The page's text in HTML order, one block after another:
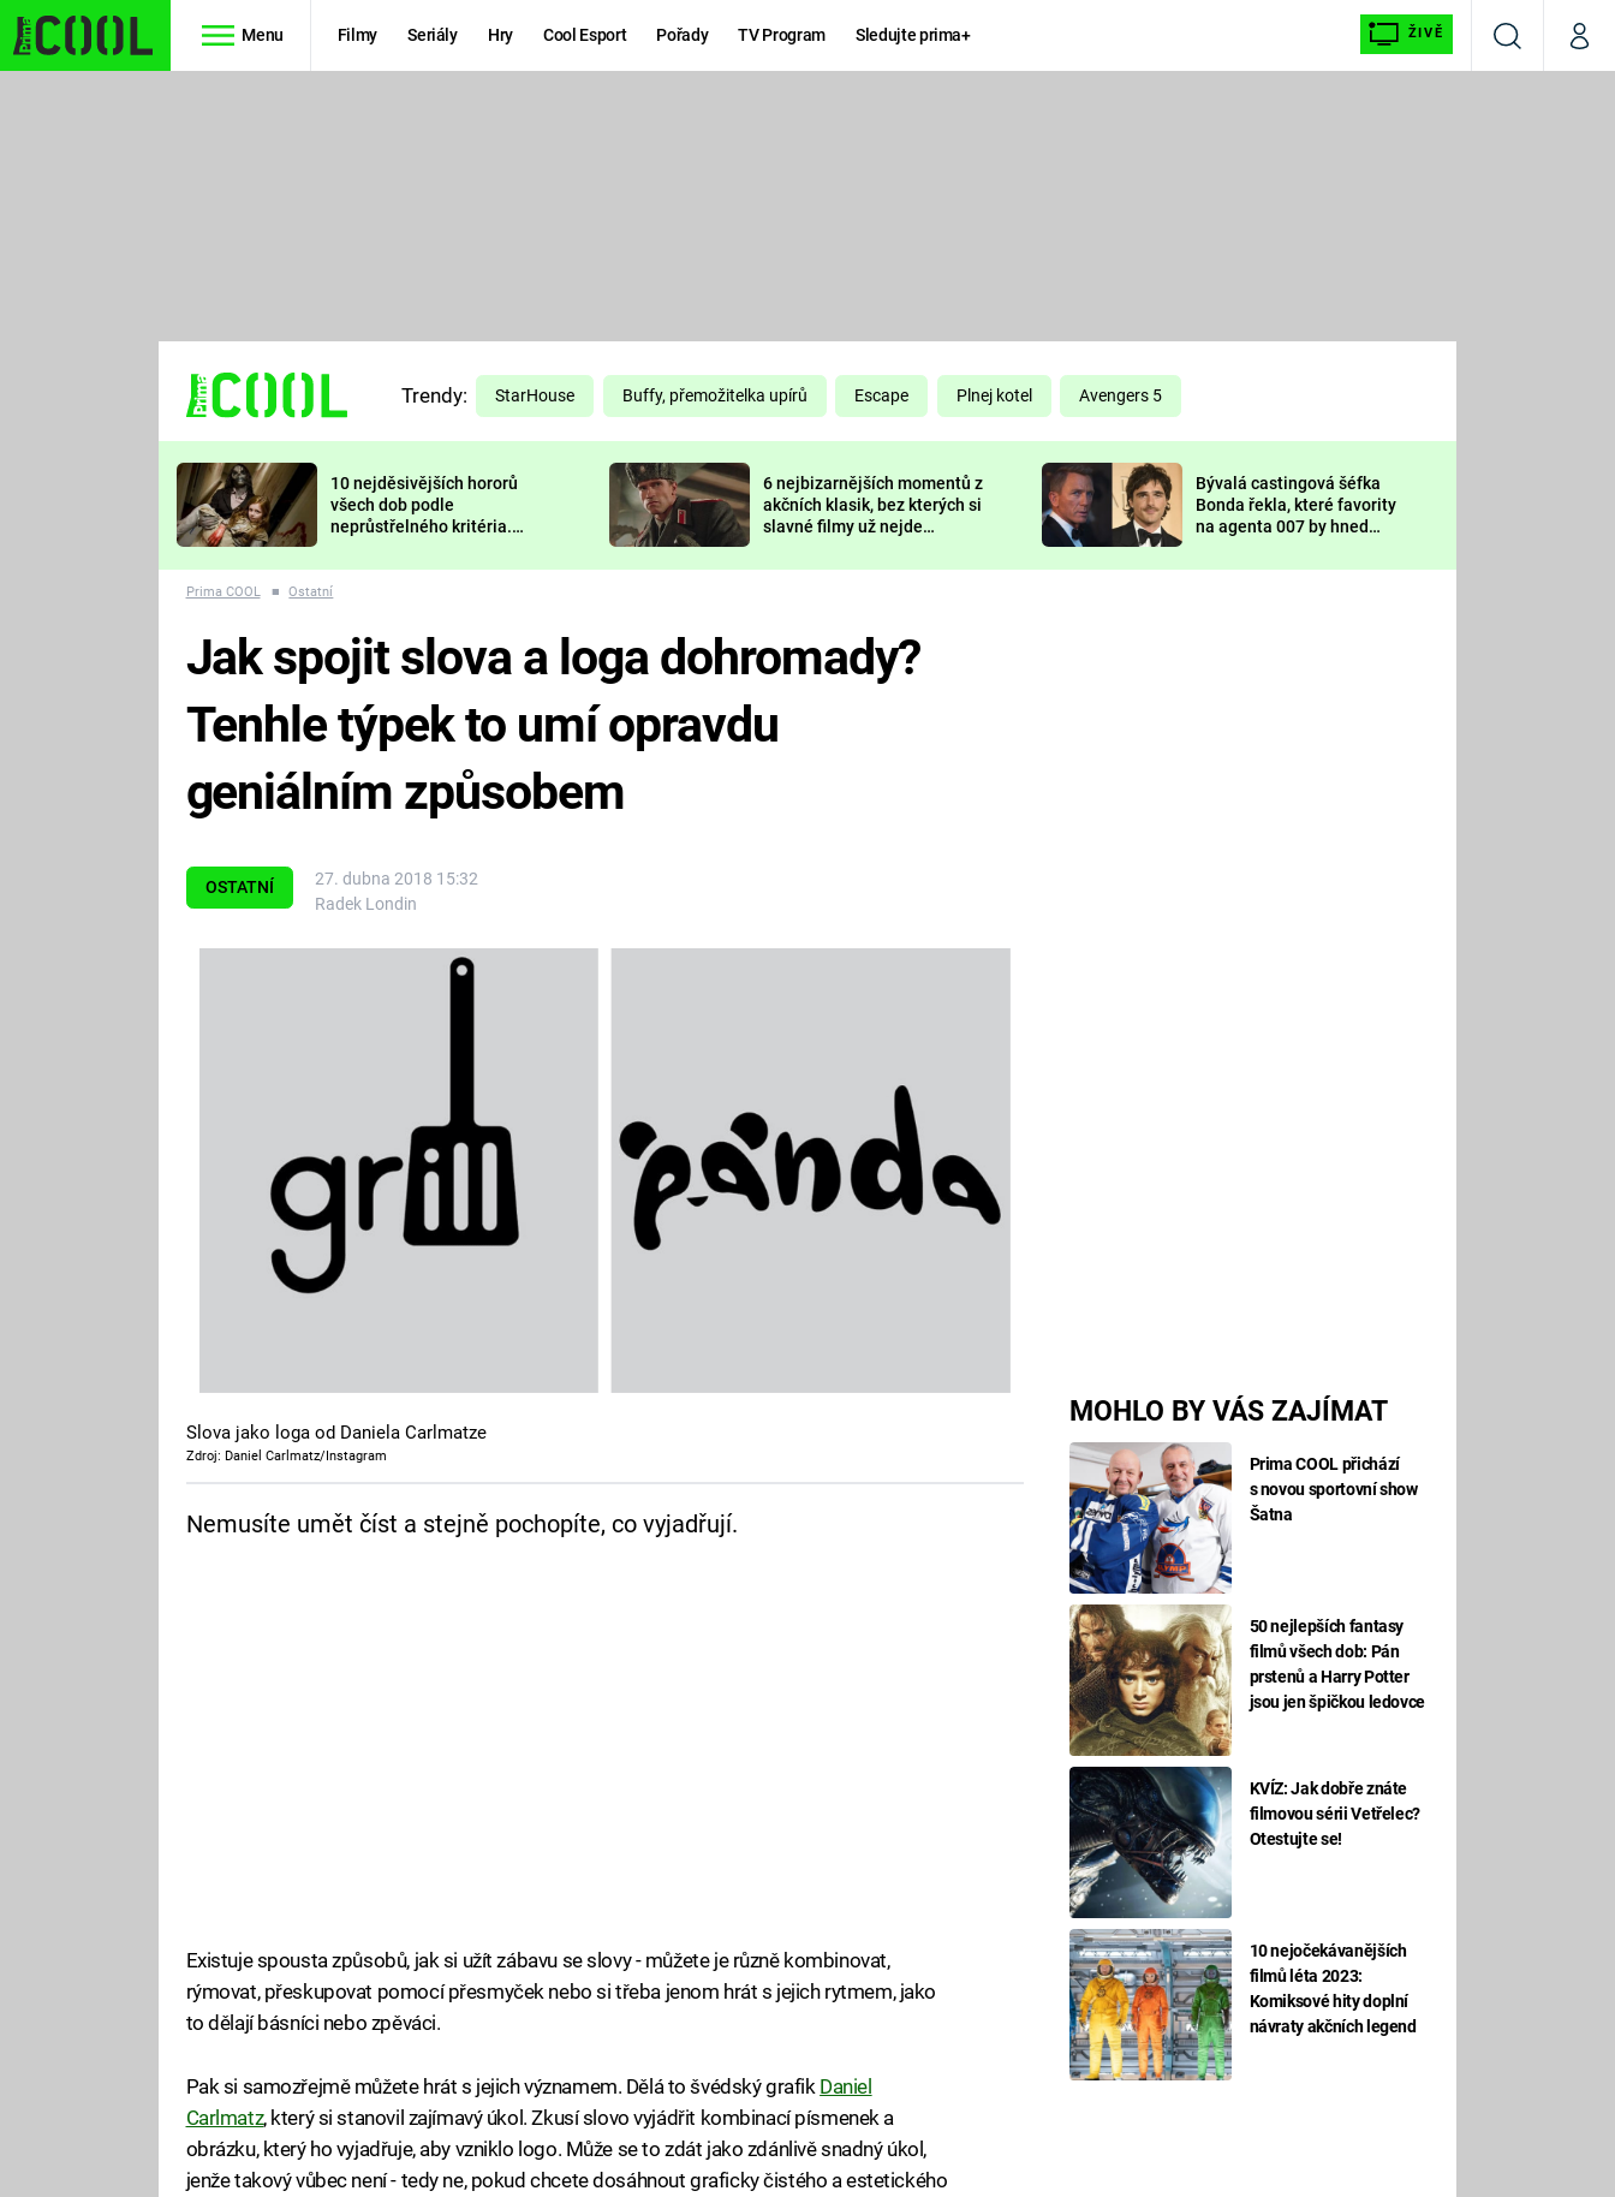
Menu Filmy Seriály Hry Cool Esport Pořady TV Program Sledujte prima+ ŽIVĚ
VyhledáváníMůj
TŘESKU
FUTURAMA
PREDÁTOR
DELIVERANCE
KOMEDIE
CHUCK
NORRIS
DEADPOOL
Prima LAJK
Sledujte nás
Trendy: StarHouse Buffy, přemožitelka upírů Escape Plnej kotel Avengers 5
10 nejděsivějších hororů
všech dob podle
neprůstřelného kritéria.
nejvíc zvednou tep?
6 nejbizarnějších momentů z
akčních klasik, bez kterých si
slavné filmy už nejde
Bývalá castingová šéfka
Bonda řekla, které favority
na agenta 007 by hned
Prima COOL ■ Ostatní
OSTATNÍ
27. dubna 2018 15:32
Radek Londin
MOHLO BY VÁS ZAJÍMAT
Prima COOL přichází
s novou sportovní show
Šatna
50 nejlepších fantasy
filmů všech dob: Pán
prstenů a Harry Potter
jsou jen špičkou ledovce
KVÍZ: Jak dobře znáte
filmovou sérii Vetřelec?
Otestujte se!
10 nejočekávanějších
filmů léta 2023:
Komiksové hity doplní
návraty akčních legend
Jak spojit slova a loga dohromady?
Tenhle týpek to umí opravdu
geniálním způsobem
Slova jako loga od Daniela Carlmatze
Zdroj: Daniel Carlmatz/Instagram
Nemusíte umět číst a stejně pochopíte, co vyjadřují.
Existuje spousta způsobů, jak si užít zábavu se slovy - můžete je různě kombinovat,
rýmovat, přeskupovat pomocí přesmyček nebo si třeba jenom hrát s jejich rytmem, jako
to dělají básníci nebo zpěváci.
Pak si samozřejmě můžete hrát s jejich významem. Dělá to švédský grafik Daniel
Carlmatz, který si stanovil zajímavý úkol. Zkusí slovo vyjádřit kombinací písmenek a
obrázku, který ho vyjadřuje, aby vzniklo logo. Může se to zdát jako zdánlivě snadný úkol,
jenže takový vůbec není - tedy ne, pokud chcete dosáhnout graficky čistého a estetického